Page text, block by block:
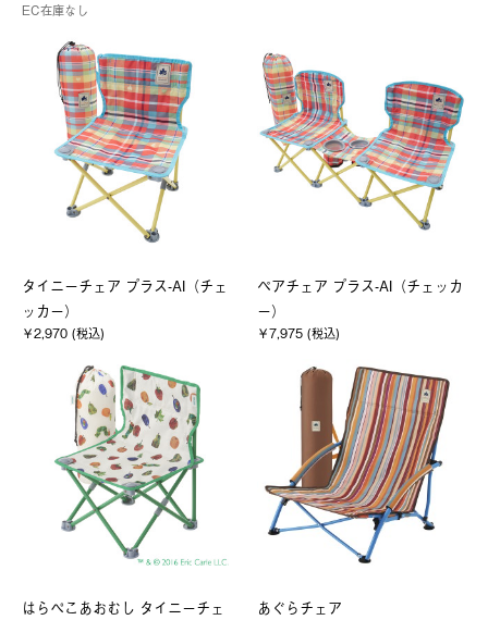
EC在庫なし
タイニーチェア プラス-AI（チェ
ッカー）
￥2,970 (税込)
ペアチェア プラス-AI（チェッカ
ー）
￥7,975 (税込)
はらぺこあおむし タイニーチェ
あぐらチェア